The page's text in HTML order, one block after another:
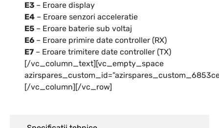
E3 – Eroare display
E4 – Eroare senzori acceleratie
E5 – Eroare baterie sub voltaj
E6 – Eroare primire date controller (RX)
E7 – Eroare trimitere date controller (TX)
[/vc_column_text][vc_empty_space
[/vc_column][/vc_row]